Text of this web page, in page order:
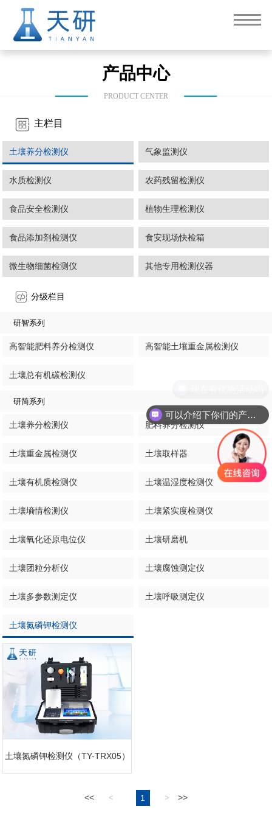
产品中心
PRODUCT CENTER
主栏目
土壤养分检测仪 气象监测仪
水质检测仪 农药残留检测仪
食品安全检测仪 植物生理检测仪
食品添加剂检测仪 食安现场快检箱
微生物细菌检测仪 其他专用检测仪器
分级栏目
研智系列
高智能肥料养分检测仪 高智能土壤重金属检测仪
土壤总有机碳检测仪
研简系列
土壤养分检测仪 肥料养分检测仪
土壤重金属检测仪 土壤取样器
土壤有机质检测仪 土壤温湿度检测仪
土壤墒情检测仪 土壤紧实度检测仪
土壤氧化还原电位仪 土壤研磨机
土壤团粒分析仪 土壤腐蚀测定仪
土壤多参数测定仪 土壤呼吸测定仪
土壤氮磷钾检测仪
土壤氮磷钾检测仪（TY-TRX05）
<< < 1 > >>
可以介绍下你们的产品么